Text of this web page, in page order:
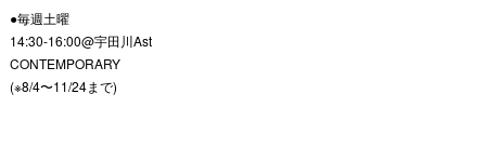
●毎週土曜
14:30-16:00@宇田川Ast
CONTEMPORARY
(※8/4〜11/24まで)